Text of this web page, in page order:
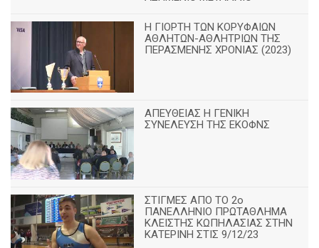
Η ΓΙΟΡΤΗ ΤΩΝ ΚΟΡΥΦΑΙΩΝ
ΑΘΛΗΤΩΝ-ΑΘΛΗΤΡΙΩΝ ΤΗΣ
ΠΕΡΑΣΜΕΝΗΣ ΧΡΟΝΙΑΣ (2023)
ΑΠΕΥΘΕΙΑΣ Η ΓΕΝΙΚΗ
ΣΥΝΕΛΕΥΣΗ ΤΗΣ ΕΚΟΦΝΣ
ΣΤΙΓΜΕΣ ΑΠΟ ΤΟ 2ο
ΠΑΝΕΛΛΗΝΙΟ ΠΡΩΤΑΘΛΗΜΑ
ΚΛΕΙΣΤΗΣ ΚΩΠΗΛΑΣΙΑΣ ΣΤΗΝ
ΚΑΤΕΡΙΝΗ ΣΤΙΣ 9/12/23